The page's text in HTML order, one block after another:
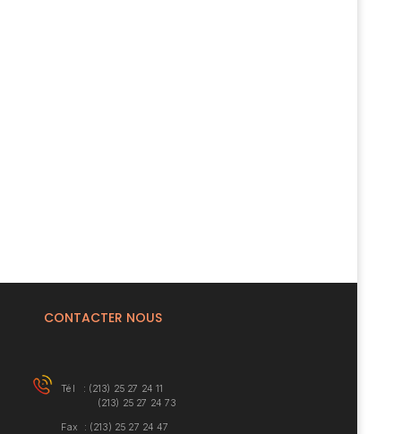
CONTACTER NOUS
Tél : (213) 25 27 24 11
(213) 25 27 24 73
Fax : (213) 25 27 24 47